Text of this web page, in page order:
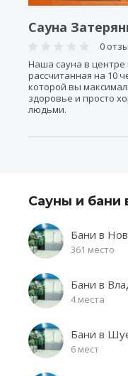
Сауна
0
Наша сауна в центре
рассчитанная на 10
которой вы
здоровье и просто
людьми.
Сауны и бани
Бани в
361 место
Бани в
4 места
Бани в
6 мест